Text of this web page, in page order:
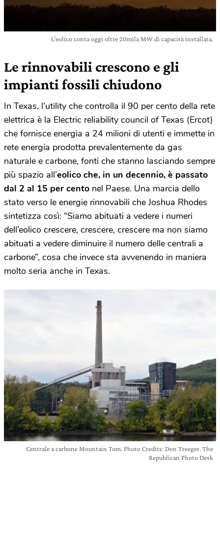
L’eolico conta oggi oltre 20mila MW di capacità installata.
Le rinnovabili crescono e gli
impianti fossili chiudono
In Texas, l’utility che controlla il 90 per cento della rete
elettrica è la Electric reliability council of Texas (Ercot)
che fornisce energia a 24 milioni di utenti e immette in
rete energia prodotta prevalentemente da gas
naturale e carbone, fonti che stanno lasciando sempre
più spazio all’eolico che, in un decennio, è passato
dal 2 al 15 per cento nel Paese. Una marcia dello
stato verso le energie rinnovabili che Joshua Rhodes
sintetizza così: “Siamo abituati a vedere i numeri
dell’eolico crescere, crescere, crescere ma non siamo
abituati a vedere diminuire il numero delle centrali a
carbone”, cosa che invece sta avvenendo in maniera
molto seria anche in Texas.
Centrale a carbone Mountain Tom. Photo Credits: Don Treeger. The
Republican Photo Desk